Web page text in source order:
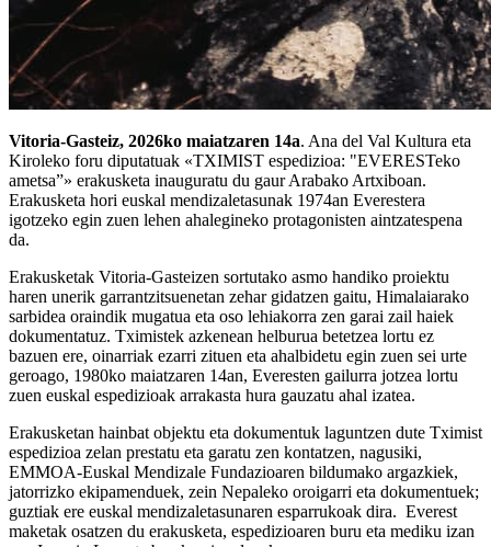
Vitoria-Gasteiz, 2026ko maiatzaren 14a. Ana del Val Kultura eta
Kiroleko foru diputatuak «TXIMIST espedizioa: "EVERESTeko
ametsa”» erakusketa inauguratu du gaur Arabako Artxiboan.
Erakusketa hori euskal mendizaletasunak 1974an Everestera
igotzeko egin zuen lehen ahalegineko protagonisten aintzatespena
da.
Erakusketak Vitoria-Gasteizen sortutako asmo handiko proiektu
haren unerik garrantzitsuenetan zehar gidatzen gaitu, Himalaiarako
sarbidea oraindik mugatua eta oso lehiakorra zen garai zail haiek
dokumentatuz. Tximistek azkenean helburua betetzea lortu ez
bazuen ere, oinarriak ezarri zituen eta ahalbidetu egin zuen sei urte
geroago, 1980ko maiatzaren 14an, Everesten gailurra jotzea lortu
zuen euskal espedizioak arrakasta hura gauzatu ahal izatea.
Erakusketan hainbat objektu eta dokumentuk laguntzen dute Tximist
espedizioa zelan prestatu eta garatu zen kontatzen, nagusiki,
EMMOA-Euskal Mendizale Fundazioaren bildumako argazkiek,
jatorrizko ekipamenduek, zein Nepaleko oroigarri eta dokumentuek;
guztiak ere euskal mendizaletasunaren esparrukoak dira. Everest
maketak osatzen du erakusketa, espedizioaren buru eta mediku izan